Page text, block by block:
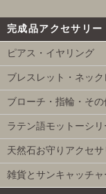
完成品アクセサリー
ピアス・イヤリング
ブレスレット・ネック
ブローチ・指輪・その
ラテン語モットーシリ
天然石お守りアクセサ
雑貨とサンキャッチャ